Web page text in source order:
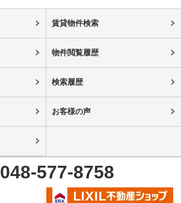
賃貸物件検索
物件閲覧履歴
検索履歴
お客様の声
048-577-8758